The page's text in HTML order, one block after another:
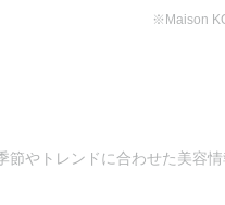
※Maison
やトレンドに合わせた美容